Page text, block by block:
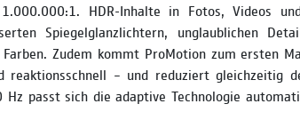
HDR-Inhalte in Fotos, Videos
Spiegel­­glanz­­lichtern, unglaublichen
Zudem kommt ProMotion zum ersten
– und reduziert gleichzeitig
passt sich die adaptive Technologie